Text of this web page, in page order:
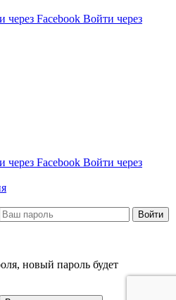
через Facebook Войти через
через Facebook Войти через
Войти
новый пароль будет